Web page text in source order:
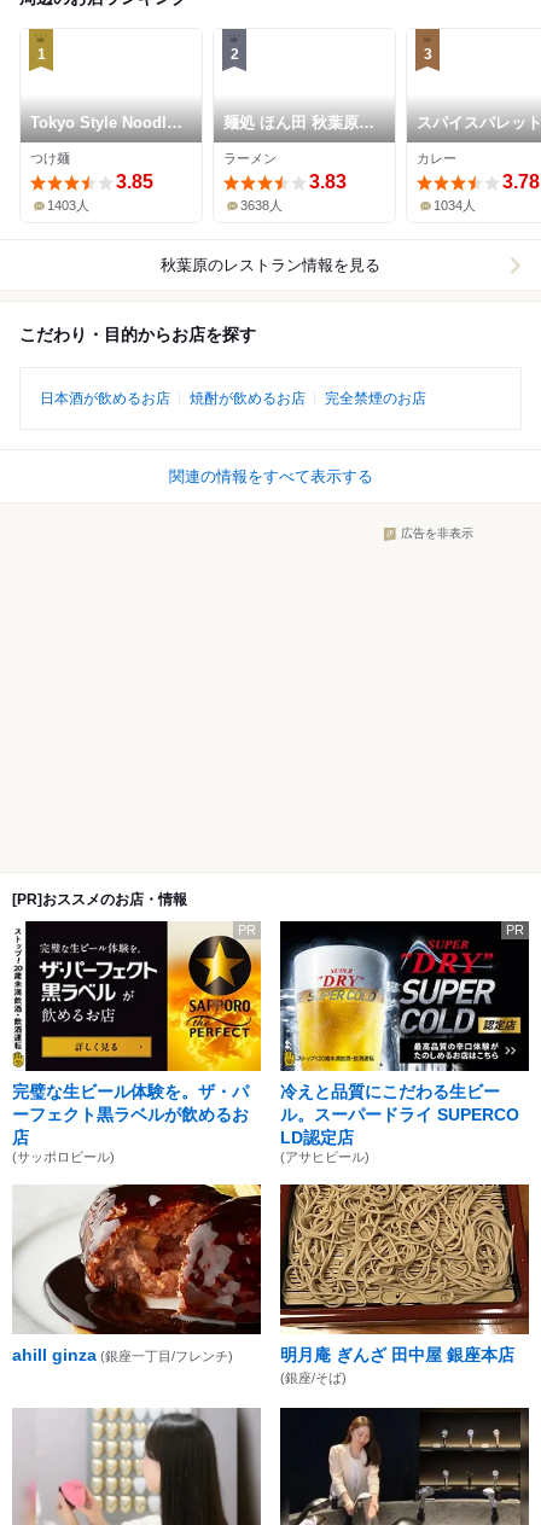
1
Tokyo Style Noodle
ほたて日和
つけ麺
3.85
1403人
2
麺処 ほん田 秋葉原本
店
ラーメン
3.83
3638人
3
スパイスパレット
カレー
3.78
1034人
秋葉原のレストラン情報を見る
こだわり・目的からお店を探す
日本酒が飲めるお店 焼酎が飲めるお店 完全禁煙のお店
関連の情報をすべて表示する
広告を非表示
[PR]おススメのお店・情報
PR
完璧な生ビール体験を。ザ・パ
ーフェクト黒ラベルが飲めるお
店
(サッポロビール)
PR
冷えと品質にこだわる生ビー
ル。スーパードライ SUPERCO
LD認定店
(アサヒビール)
ahill ginza (銀座一丁目/フレンチ) 明月庵 ぎんざ 田中屋 銀座本店
(銀座/そば)